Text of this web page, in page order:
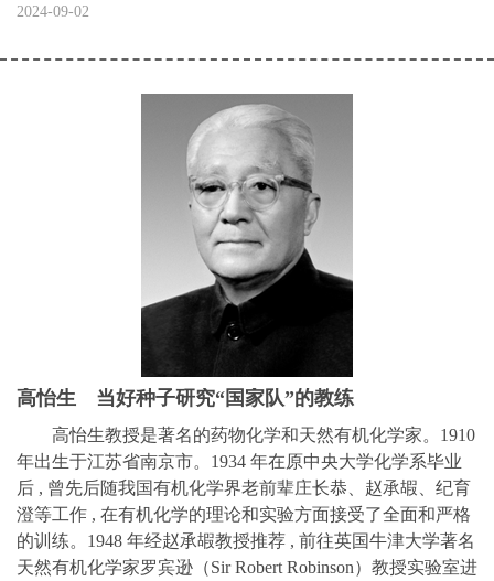
2024-09-02
高怡生 当好种子研究“国家队”的教练
高怡生教授是著名的药物化学和天然有机化学家。1910
年出生于江苏省南京市。1934 年在原中央大学化学系毕业
后 , 曾先后随我国有机化学界老前辈庄长恭、赵承嘏、纪育
澄等工作 , 在有机化学的理论和实验方面接受了全面和严格
的训练。1948 年经赵承嘏教授推荐 , 前往英国牛津大学著名
天然有机化学家罗宾逊（Sir Robert Robinson）教授实验室进